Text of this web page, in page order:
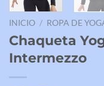
INICIO / ROPA DE
Chaqueta
Intermezzo